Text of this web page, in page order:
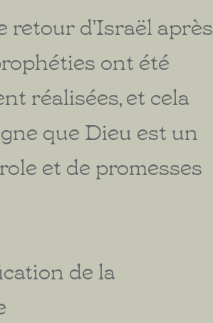
retour d'Israël après
ont été
réalisées, et cela
que Dieu est un
et de promesses
de la